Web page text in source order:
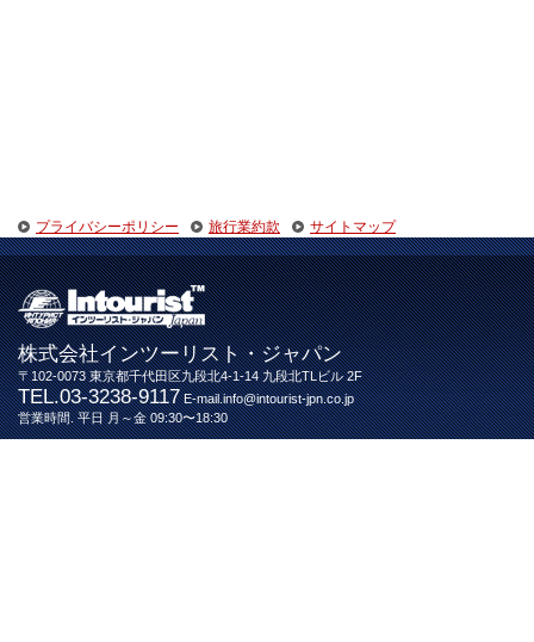
プライバシーポリシー 旅行業約款 サイトマップ
株式会社インツーリスト・ジャパン
〒102-0073 東京都千代田区九段北4-1-14 九段北TLビル 2F
TEL.03-3238-9117E-mail.info@intourist-jpn.co.jp
営業時間. 平日 月～金 09:30〜18:30